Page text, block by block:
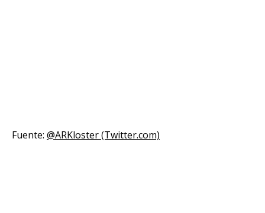
Fuente: @ARKloster (Twitter.com)